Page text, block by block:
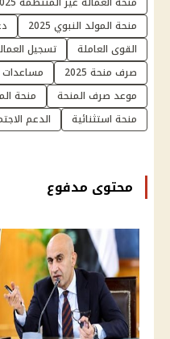
منحة المولد النبوي 2025
القوى العاملة
تسجيل
صرف منحة 2025
موعد صرف المنحة
منحة
منحة استثنائية
الدعم
محتوى مدفوع